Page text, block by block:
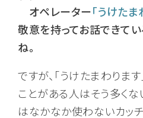
オペレーター「うけたま
敬意を持ってお話できて
ね。
ですが、「うけたまわりま
ことがある人はそう多くな
はなかなか使わないカッ